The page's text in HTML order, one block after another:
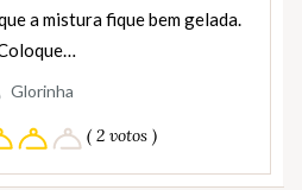
a mistura fique bem gelada.
Glorinha
( 2 votos )